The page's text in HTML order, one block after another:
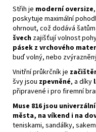
Střih je moderní oversize
poskytuje maximální
ohrnout, což dodává
švech zajišťují volnost
pásek z vrchového
buď volný, nebo
Vnitřní průkrčník je
švy jsou zpevněné, a díky
připravené i pro firemní
Muse 816 jsou
města, na víkend i na
teniskami, sandálky,